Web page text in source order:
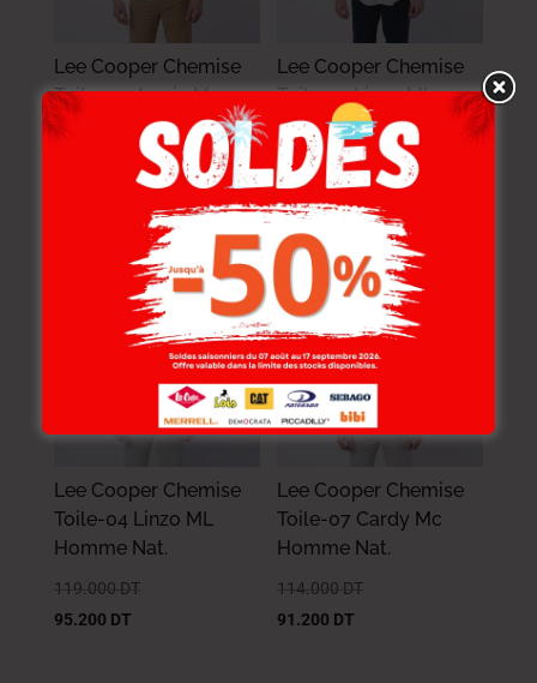
Lee Cooper Chemise
Toile-00 Armin Mc
Homme Nat.
Lee Cooper Chemise
Toile-01 Linzo ML
Homme Nat.
119.000DT
95.200DT
-20%
Lee Cooper Chemise
Toile-04 Linzo ML
Homme Nat.
119.000 DT
95.200 DT
-20%
Lee Cooper Chemise
Toile-07 Cardy Mc
Homme Nat.
114.000 DT
91.200 DT